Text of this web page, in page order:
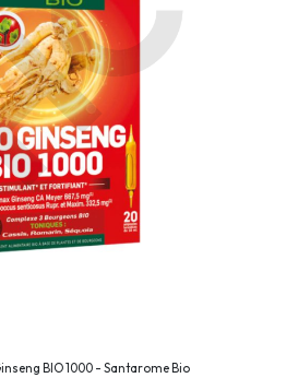
BIO 1000 - Santarome Bio